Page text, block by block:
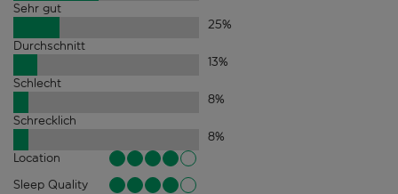
Sehr gut
25%
Durchschnitt
13%
Schlecht
8%
Schrecklich
8%
Location
Sleep Quality